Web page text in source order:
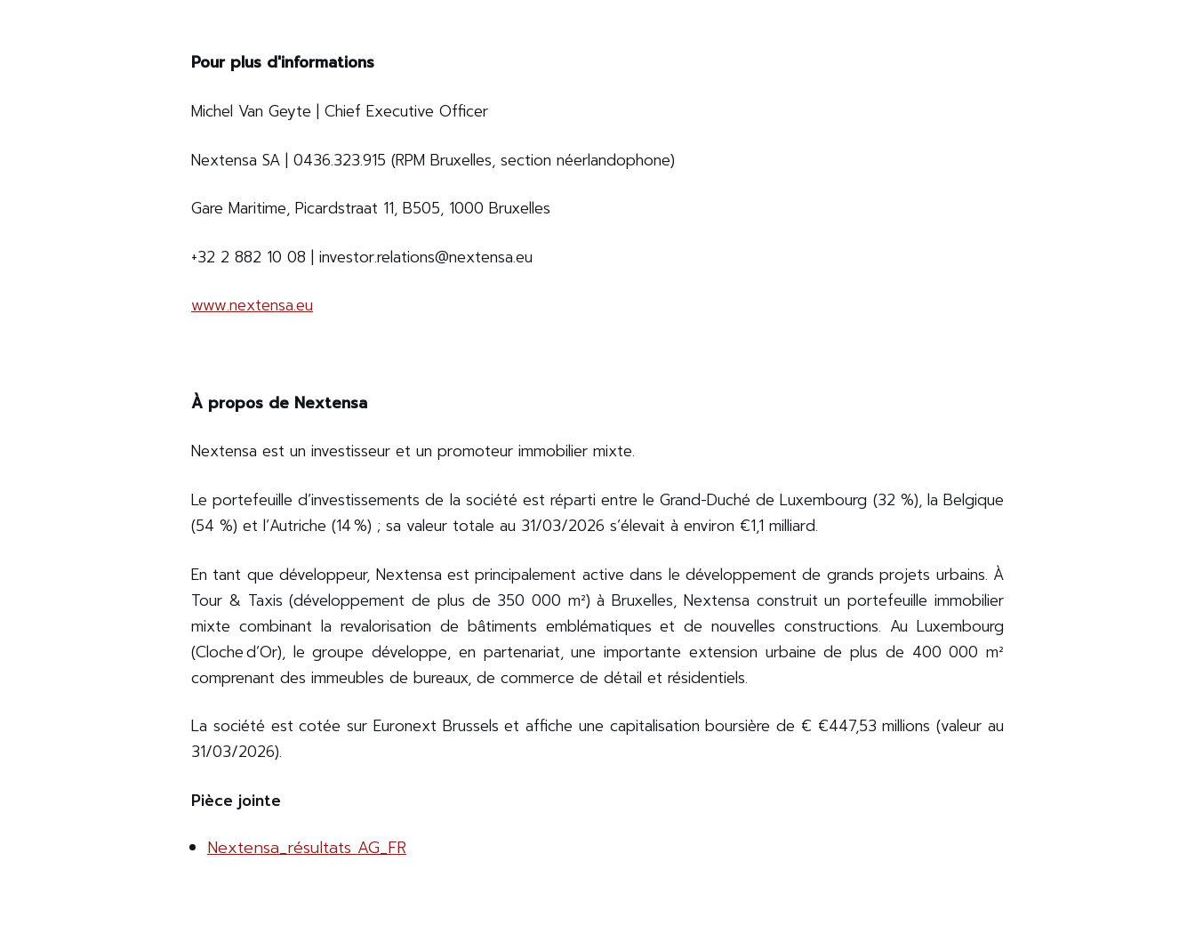
Pour plus d'informations
Michel Van Geyte | Chief Executive Officer
Nextensa SA | 0436.323.915 (RPM Bruxelles, section néerlandophone)
Gare Maritime, Picardstraat 11, B505, 1000 Bruxelles
+32 2 882 10 08 | investor.relations@nextensa.eu
www.nextensa.eu
À propos de Nextensa
Nextensa est un investisseur et un promoteur immobilier mixte.
Le portefeuille d’investissements de la société est réparti entre le Grand-Duché de Luxembourg (32 %), la Belgique
(54 %) et l’Autriche (14 %) ; sa valeur totale au 31/03/2026 s’élevait à environ €1,1 milliard.
En tant que développeur, Nextensa est principalement active dans le développement de grands projets urbains. À
Tour & Taxis (développement de plus de 350 000 m²) à Bruxelles, Nextensa construit un portefeuille immobilier
mixte combinant la revalorisation de bâtiments emblématiques et de nouvelles constructions. Au Luxembourg
(Cloche d’Or), le groupe développe, en partenariat, une importante extension urbaine de plus de 400 000 m²
comprenant des immeubles de bureaux, de commerce de détail et résidentiels.
La société est cotée sur Euronext Brussels et affiche une capitalisation boursière de € €447,53 millions (valeur au
31/03/2026).
Pièce jointe
Nextensa_résultats AG_FR
Actualités et presse